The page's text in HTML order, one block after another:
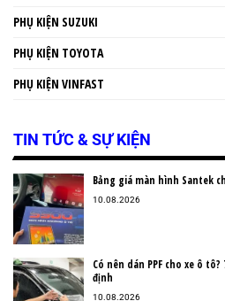
PHỤ KIỆN SUZUKI
PHỤ KIỆN TOYOTA
PHỤ KIỆN VINFAST
TIN TỨC & SỰ KIỆN
Bảng giá màn hình Santek
10.08.2026
Có nên dán PPF cho xe ô
định
10.08.2026